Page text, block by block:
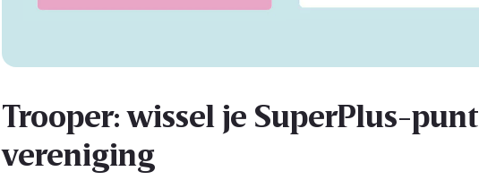
Trooper: wissel je SuperPlus-
vereniging